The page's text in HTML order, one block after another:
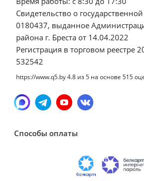
Свидетельство о
0180437, выданное
района г. Бреста от 14.04.2022
Регистрация в торговом реестре
532542
https://www.q5.by4.8 из5 на основе 515
Способы оплаты